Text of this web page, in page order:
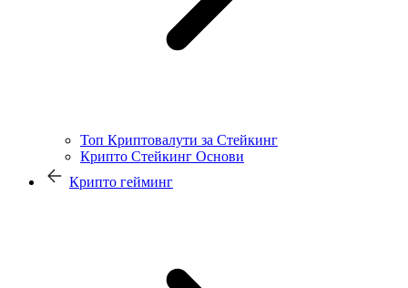
Топ Криптовалути за Стейкинг
Крипто Стейкинг Основи
Крипто гейминг